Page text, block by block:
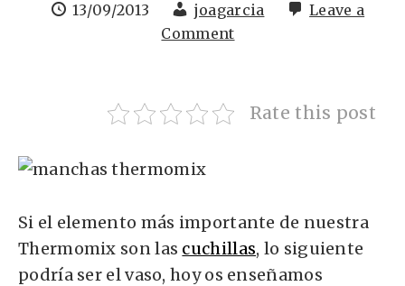
13/09/2013 joagarcia
Leave a
Comment
Rate this post
Si el elemento más importante de nuestra
Thermomix son las cuchillas, lo siguiente
podría ser el vaso, hoy os enseñamos